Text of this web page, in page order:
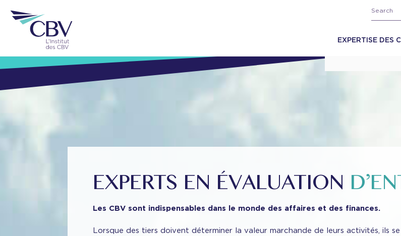
EXPERTISE DES
EXPERTS EN ÉVALUATION
Les CBV sont indispensables dans le monde des affaires et des finances.
Lorsque des tiers doivent déterminer la valeur marchande de leurs activités, ils